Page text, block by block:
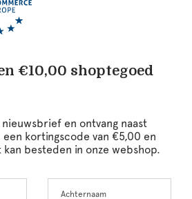
€10,00 shoptegoed
en ontvang naast
kortingscode van €5,00 en
besteden in onze webshop.